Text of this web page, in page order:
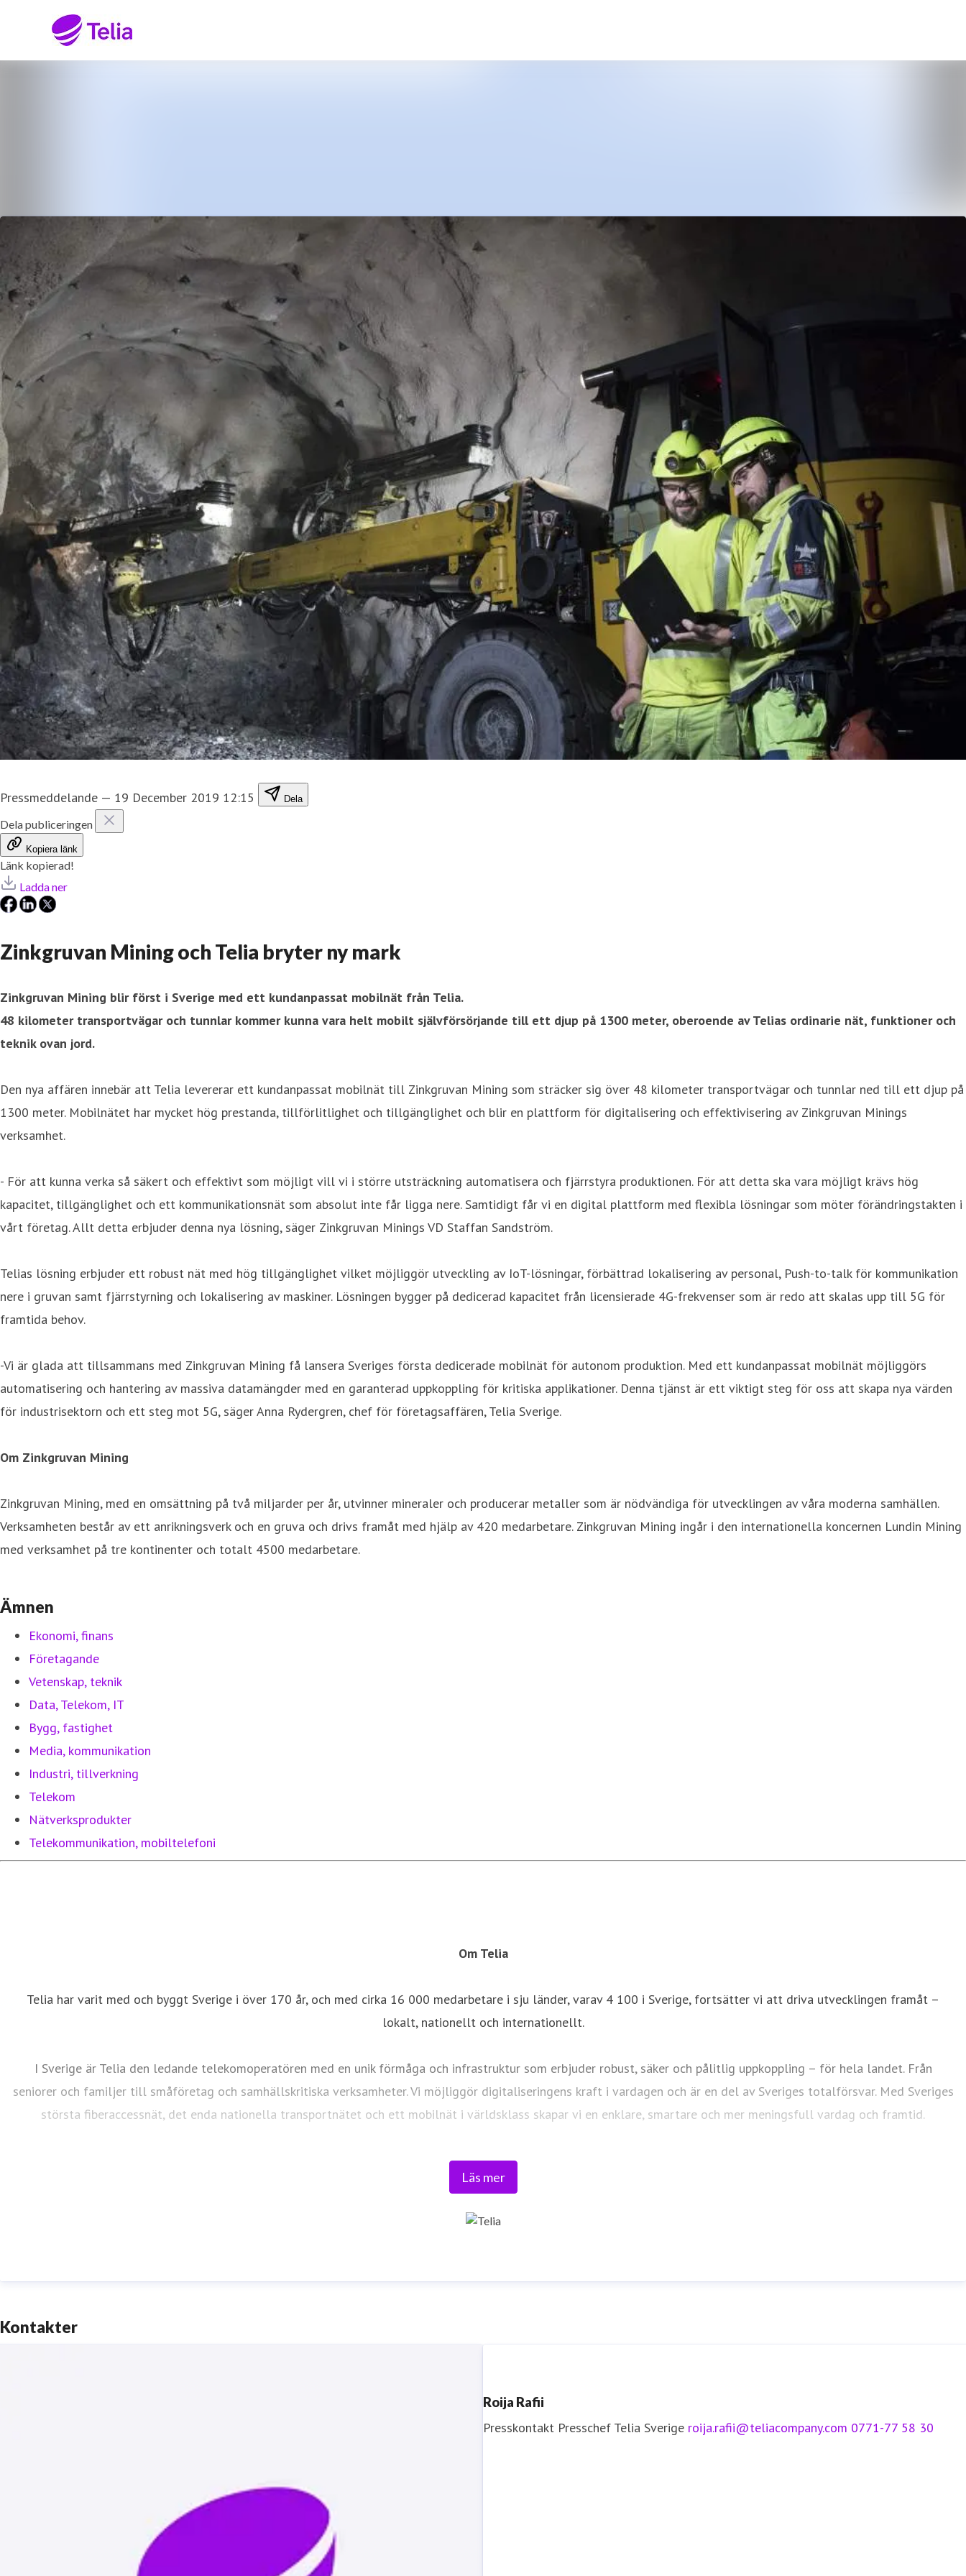
Pressmeddelande — 19 December 2019 12:15 Dela
Dela publiceringen
Kopiera länk
Länk kopierad!
Ladda ner
Zinkgruvan Mining och Telia bryter ny mark
Zinkgruvan Mining blir först i Sverige med ett kundanpassat mobilnät från Telia.
48 kilometer transportvägar och tunnlar kommer kunna vara helt mobilt självförsörjande till ett djup på 1300 meter, oberoende av Telias ordinarie nät, funktioner och
teknik ovan jord.
Den nya affären innebär att Telia levererar ett kundanpassat mobilnät till Zinkgruvan Mining som sträcker sig över 48 kilometer transportvägar och tunnlar ned till ett djup på
1300 meter. Mobilnätet har mycket hög prestanda, tillförlitlighet och tillgänglighet och blir en plattform för digitalisering och effektivisering av Zinkgruvan Minings
verksamhet.
- För att kunna verka så säkert och effektivt som möjligt vill vi i större utsträckning automatisera och fjärrstyra produktionen. För att detta ska vara möjligt krävs hög
kapacitet, tillgänglighet och ett kommunikationsnät som absolut inte får ligga nere. Samtidigt får vi en digital plattform med flexibla lösningar som möter förändringstakten i
vårt företag. Allt detta erbjuder denna nya lösning, säger Zinkgruvan Minings VD Staffan Sandström.
Telias lösning erbjuder ett robust nät med hög tillgänglighet vilket möjliggör utveckling av IoT-lösningar, förbättrad lokalisering av personal, Push-to-talk för kommunikation
nere i gruvan samt fjärrstyrning och lokalisering av maskiner. Lösningen bygger på dedicerad kapacitet från licensierade 4G-frekvenser som är redo att skalas upp till 5G för
framtida behov.
-Vi är glada att tillsammans med Zinkgruvan Mining få lansera Sveriges första dedicerade mobilnät för autonom produktion. Med ett kundanpassat mobilnät möjliggörs
automatisering och hantering av massiva datamängder med en garanterad uppkoppling för kritiska applikationer. Denna tjänst är ett viktigt steg för oss att skapa nya värden
för industrisektorn och ett steg mot 5G, säger Anna Rydergren, chef för företagsaffären, Telia Sverige.
Om Zinkgruvan Mining
Zinkgruvan Mining, med en omsättning på två miljarder per år, utvinner mineraler och producerar metaller som är nödvändiga för utvecklingen av våra moderna samhällen.
Verksamheten består av ett anrikningsverk och en gruva och drivs framåt med hjälp av 420 medarbetare. Zinkgruvan Mining ingår i den internationella koncernen Lundin Mining
med verksamhet på tre kontinenter och totalt 4500 medarbetare.
Ämnen
Ekonomi, finans
Företagande
Vetenskap, teknik
Data, Telekom, IT
Bygg, fastighet
Media, kommunikation
Industri, tillverkning
Telekom
Nätverksprodukter
Telekommunikation, mobiltelefoni
Om Telia
Telia har varit med och byggt Sverige i över 170 år, och med cirka 16 000 medarbetare i sju länder, varav 4 100 i Sverige, fortsätter vi att driva utvecklingen framåt –
lokalt, nationellt och internationellt.
I Sverige är Telia den ledande telekomoperatören med en unik förmåga och infrastruktur som erbjuder robust, säker och pålitlig uppkoppling – för hela landet. Från
seniorer och familjer till småföretag och samhällskritiska verksamheter. Vi möjliggör digitaliseringens kraft i vardagen och är en del av Sveriges totalförsvar. Med Sveriges
största fiberaccessnät, det enda nationella transportnätet och ett mobilnät i världsklass skapar vi en enklare, smartare och mer meningsfull vardag och framtid.
Tryggt, hållbart och säkert. Det är
Läs mer
Kontakter
Roija Rafii
Presskontakt Presschef Telia Sverige roija.rafii@teliacompany.com 0771-77 58 30